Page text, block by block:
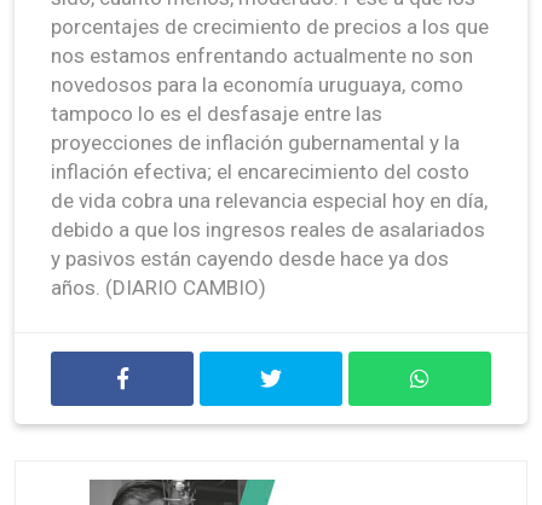
porcentajes de crecimiento de precios a los que
nos estamos enfrentando actualmente no son
novedosos para la economía uruguaya, como
tampoco lo es el desfasaje entre las
proyecciones de inflación gubernamental y la
inflación efectiva; el encarecimiento del costo
de vida cobra una relevancia especial hoy en día,
debido a que los ingresos reales de asalariados
y pasivos están cayendo desde hace ya dos
años. (DIARIO CAMBIO)